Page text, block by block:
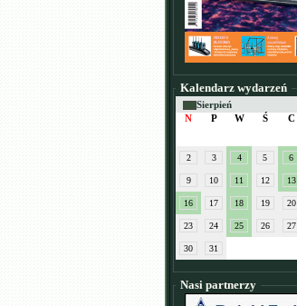
Kalendarz wydarzeń
Sierpień
N
P W Ś C
2 3 4 5 6
9 10 11 12 13
16 17 18 19 20
23 24 25 26 27
30 31
Nasi partnerzy